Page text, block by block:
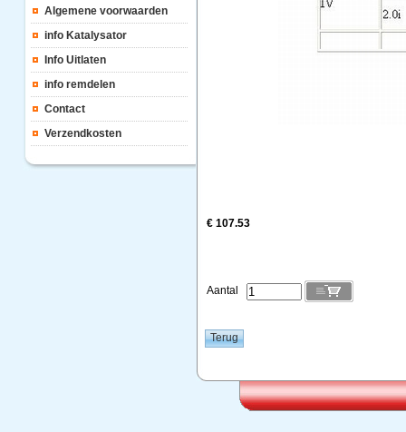
Algemene voorwaarden
info Katalysator
Info Uitlaten
info remdelen
Contact
Verzendkosten
€ 107.53
Aantal